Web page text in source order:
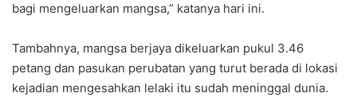
bagi mengeluarkan mangsa,” katanya hari ini.
Tambahnya, mangsa berjaya dikeluarkan pukul 3.46
petang dan pasukan perubatan yang turut berada di lokasi
kejadian mengesahkan lelaki itu sudah meninggal dunia.